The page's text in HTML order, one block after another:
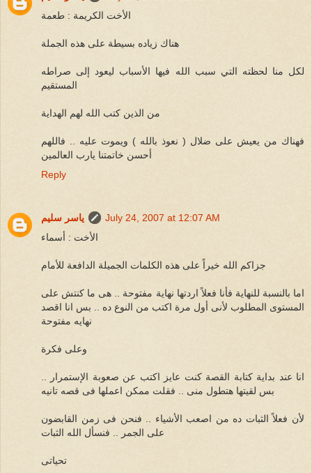
الأخت الكريمة : طعمة
هناك زياده بسيطة على هذه الجملة
لكل منا لحظته التي سبب الله فيها الأسباب ليعود إلى صراطه
المستقيم
من الذين كتب الله لهم الهداية
فهناك من يعيش على ضلال ( نعوذ بالله ) ويموت عليه .. فاللهم
أحسن خاتمتنا يارب العالمين
Reply
ياسر سليم
July 24, 2007 at 12:07 AM
الأخت : أسماء
جزاكم الله خيراً على هذه الكلمات الجميلة الدافعة للأمام
اما بالنسبة للنهاية فأنا فعلاً اردتها نهاية مفتوحة .. هى ما كنتش على
المستوى المطلوب لأنى أول مرة اكتب من النوع ده .. بس انا اقصد
نهايه مفتوحة
وعلى فكرة
انا عند بداية كتابة القصة كنت عايز اكتب عن صعوبة الإستمرار ..
بس لقيتها هتطول منى .. فقلت ممكن اعملها فى قصه تانيه
لأن فعلاً الثبات ده من اصعب الأشياء .. فنحن فى زمن القابضون
على الجمر .. فنسأل الله الثبات
تحياتى